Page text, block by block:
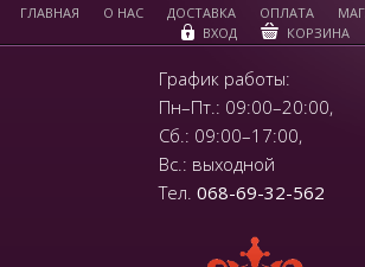
ГЛАВНАЯ О НАС ДОСТАВКА ОПЛАТА
ВХОД
КОРЗИНА
График работы:
Пн–Пт.: 09:00–20:00,
Сб.: 09:00–17:00,
Вс.: выходной
Тел. 068-69-32-562